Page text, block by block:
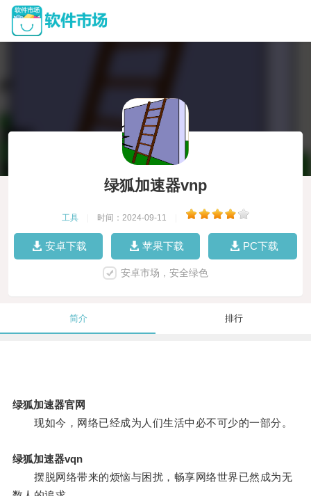
绿狐加速器vnp
工具 时间：2024-09-11
安卓下载 苹果下载 PC下载
安卓市场，安全绿色
简介 排行
绿狐加速器官网
现如今，网络已经成为人们生活中必不可少的一部分。
绿狐加速器vqn
摆脱网络带来的烦恼与困扰，畅享网络世界已然成为无